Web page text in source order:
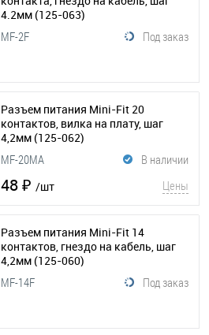
4.2мм (125-063)
Под заказ
MF-2F
Разъем питания Mini-Fit 20
контактов, вилка на плату, шаг
4,2мм (125-062)
В наличии
MF-20MA
48 ₽ /шт Цены
Разъем питания Mini-Fit 14
контактов, гнездо на кабель, шаг
4,2мм (125-060)
Под заказ
MF-14F